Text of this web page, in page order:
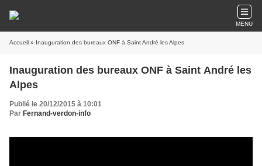
MENU
Accueil » Inauguration des bureaux ONF à Saint André les Alpes
Inauguration des bureaux ONF à Saint André les
Alpes
Publié le 20/12/2015 à 10:01
Par Fernand-verdon-info